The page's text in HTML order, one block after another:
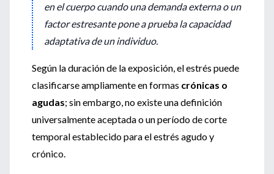
en el cuerpo cuando una demanda externa o un
factor estresante pone a prueba la capacidad
adaptativa de un individuo.
Según la duración de la exposición, el estrés puede
clasificarse ampliamente en formas crónicas o
agudas; sin embargo, no existe una definición
universalmente aceptada o un período de corte
temporal establecido para el estrés agudo y
crónico.